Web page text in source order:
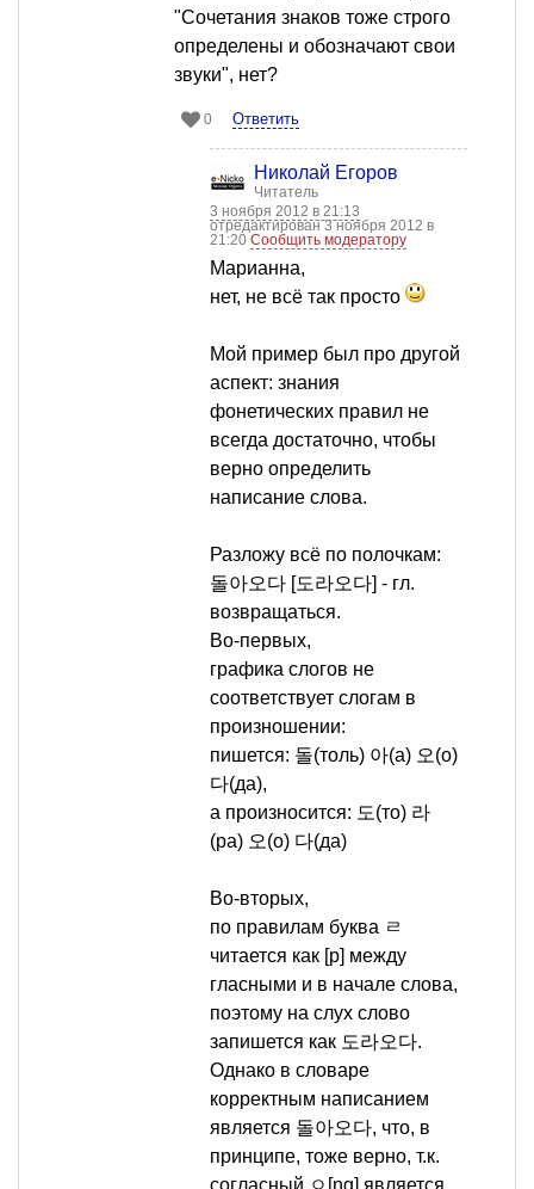
"Сочетания знаков тоже строго
определены и обозначают свои
звуки", нет?
0 Ответить
Николай Егоров
Читатель
3 ноября 2012 в 21:13
отредактирован 3 ноября 2012 в
21:20 Сообщить модератору
Марианна,
нет, не всё так просто
Мой пример был про другой
аспект: знания
фонетических правил не
всегда достаточно, чтобы
верно определить
написание слова.
Разложу всё по полочкам:
돌아오다 [도라오다] - гл.
возвращаться.
Во-первых,
графика слогов не
соответствует слогам в
произношении:
пишется: 돌(толь) 아(а) 오(о)
다(да),
а произносится: 도(то) 라
(ра) 오(о) 다(да)
Во-вторых,
по правилам буква ㄹ
читается как [р] между
гласными и в начале слова,
поэтому на слух слово
запишется как 도라오다.
Однако в словаре
корректным написанием
является 돌아오다, что, в
принципе, тоже верно, т.к.
согласный ㅇ[ng] является